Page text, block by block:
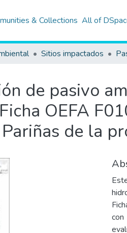
& Collections All of
Sitios impactados
de pasivo
OEFA
de la